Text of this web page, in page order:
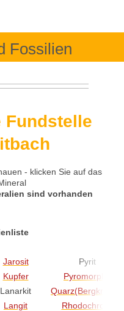
Fossilien
Fundstelle
- klicken Sie auf das
sind vorhanden
Jarosit
Pyrit
Kupfer
Pyromorphit
Lanarkit
Quarz(Bergkristall)
Langit
Rhodochrosit